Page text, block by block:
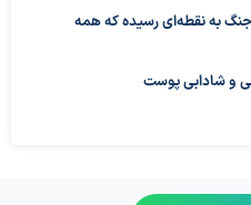
جنگ به نقطه‌ای رسیده که همه
و شادابی پوست